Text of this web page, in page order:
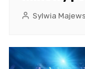
Sylwia